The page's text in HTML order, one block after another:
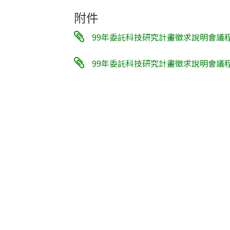
附件
99年委託科技研究計畫徵求說明會
99年委託科技研究計畫徵求說明會